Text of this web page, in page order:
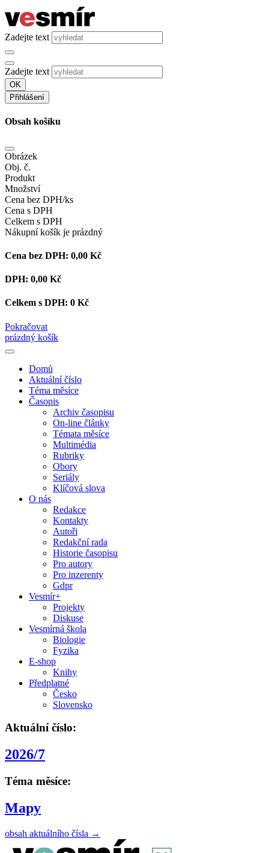
Zadejte text
Zadejte text
OK
Přihlášení
Obsah košíku
Obrázek
Obj. č.
Produkt
Množství
Cena bez DPH/ks
Cena s DPH
Celkem s DPH
Nákupní košík je prázdný
Cena bez DPH: 0,00 Kč
DPH: 0,00 Kč
Celkem s DPH: 0 Kč
Pokračovat
prázdný košík
Domů
Aktuální číslo
Téma měsíce
Časopis
Archiv časopisu
On-line články
Témata měsíce
Multimédia
Rubriky
Obory
Seriály
Klíčová slova
O nás
Redakce
Kontakty
Autoři
Redakční rada
Historie časopisu
Pro autory
Pro inzerenty
Gdpr
Vesmír+
Projekty
Diskuse
Vesmírná škola
Biologie
Fyzika
E-shop
Knihy
Předplatné
Česko
Slovensko
Aktuální číslo:
2026/7
Téma měsíce:
Mapy
obsah aktuálního čísla →